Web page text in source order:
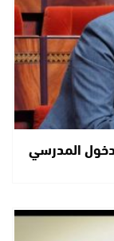
المدرسي